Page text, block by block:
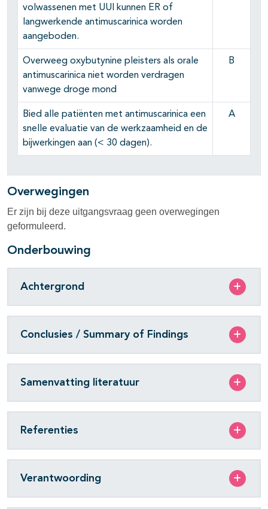
volwassenen met UUI kunnen ER of
langwerkende antimuscarinica worden
aangeboden.
Overweeg oxybutynine pleisters als orale
antimuscarinica niet worden verdragen
vanwege droge mond
B
Bied alle patiënten met antimuscarinica een
snelle evaluatie van de werkzaamheid en de
bijwerkingen aan (< 30 dagen).
A
Overwegingen
Er zijn bij deze uitgangsvraag geen overwegingen
geformuleerd.
Onderbouwing
Achtergrond
Conclusies / Summary of Findings
Samenvatting literatuur
Referenties
Verantwoording